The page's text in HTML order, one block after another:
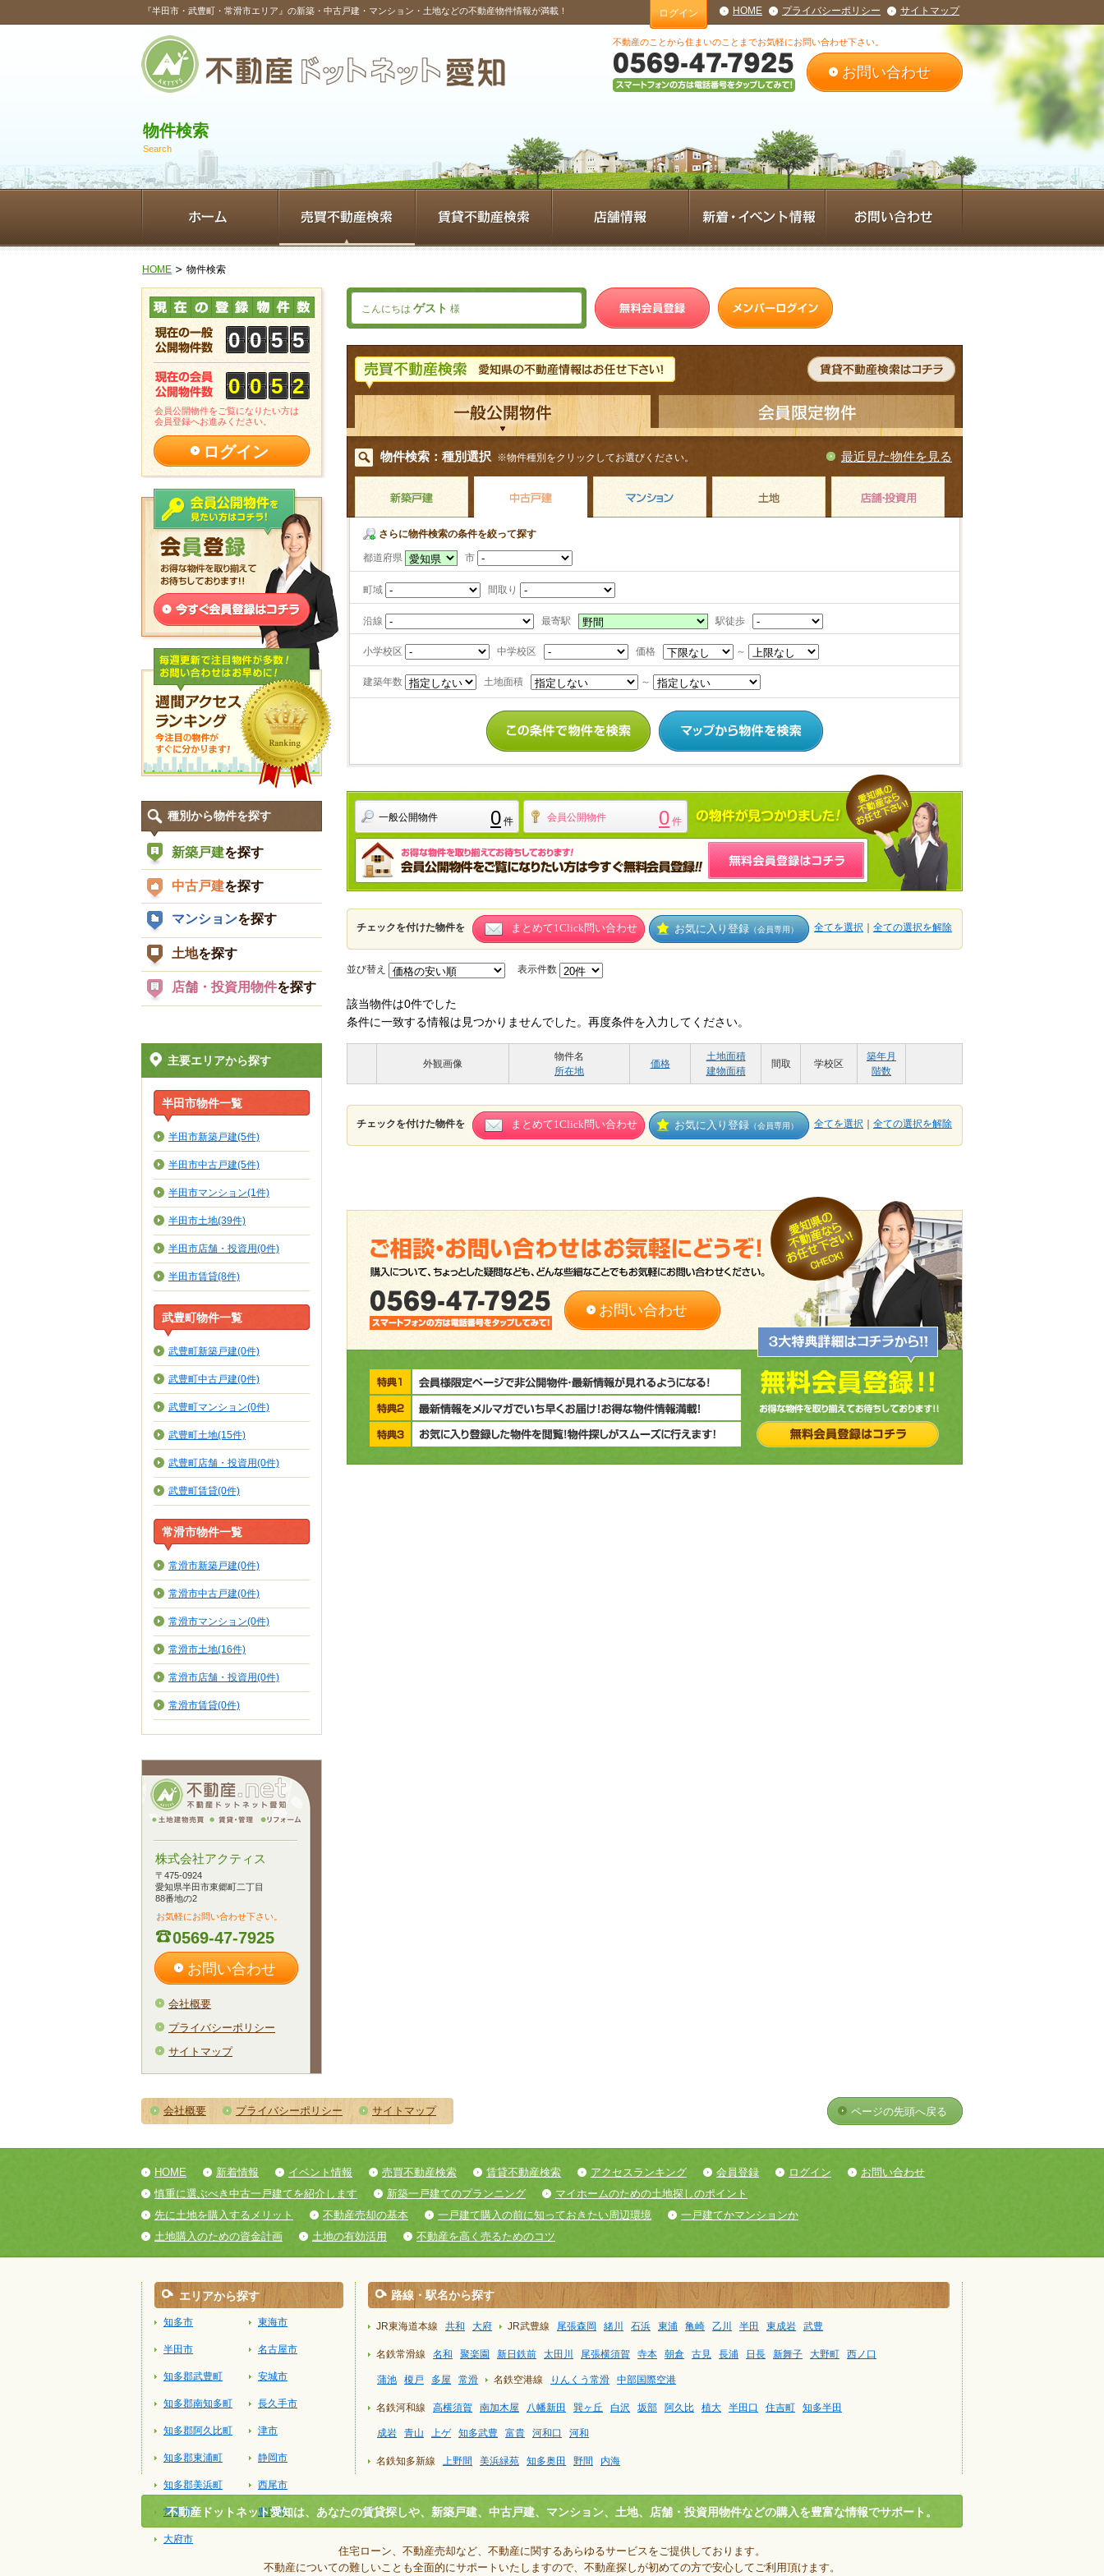
『半田市・武豊町・常滑市エリア』の新築・中古戸建・マンション・土地などの不動産物件情報が満載！ ログイン HOME プライバシーポリシー サイトマップ
不動産のことから住まいのことまでお気軽にお問い合わせ下さい。
お問い合わせ
物件検索
Search
HOME 物件検索
こんにちは ゲスト 様
物件検索：種別選択 ※物件種別をクリックしてお選びください。 最近見た物件を見る
さらに物件検索の条件を絞って探す
都道府県 市
町域 間取り
沿線 最寄駅 駅徒歩
小学校区 中学校区 価格 ～
建築年数 土地面積 ～
一般公開物件 0 件 会員公開物件 0 件
チェックを付けた物件を まとめて1Click問い合わせ お気に入り登録 （会員専用） 全てを選択 全ての選択を解除
並び替え 表示件数
該当物件は0件でした
条件に一致する情報は見つかりませんでした。再度条件を入力してください。
外観画像
物件名
所在地
価格
土地面積
建物面積
間取 学校区
築年月
階数
チェックを付けた物件を まとめて1Click問い合わせ お気に入り登録 （会員専用） 全てを選択 全ての選択を解除
お問い合わせ
5
5
0
0
2
5
0
0
会員公開物件をご覧になりたい方は
会員登録へお進みください。
ログイン
種別から物件を探す
新築戸建を探す
中古戸建を探す
マンションを探す
土地を探す
店舗・投資用物件を探す
主要エリアから探す
半田市物件一覧
半田市新築戸建(5件)
半田市中古戸建(5件)
半田市マンション(1件)
半田市土地(39件)
半田市店舗・投資用(0件)
半田市賃貸(8件)
武豊町物件一覧
武豊町新築戸建(0件)
武豊町中古戸建(0件)
武豊町マンション(0件)
武豊町土地(15件)
武豊町店舗・投資用(0件)
武豊町賃貸(0件)
常滑市物件一覧
常滑市新築戸建(0件)
常滑市中古戸建(0件)
常滑市マンション(0件)
常滑市土地(16件)
常滑市店舗・投資用(0件)
常滑市賃貸(0件)
株式会社アクティス
〒475-0924
愛知県半田市東郷町二丁目
88番地の2
お気軽にお問い合わせ下さい。
0569-47-7925
お問い合わせ
会社概要
プライバシーポリシー
サイトマップ
会社概要 プライバシーポリシー サイトマップ ページの先頭へ戻る
HOME 新着情報 イベント情報 売買不動産検索 賃貸不動産検索 アクセスランキング 会員登録 ログイン
お問い合わせ
慎重に選ぶべき中古一戸建てを紹介します
新築一戸建てのプランニング
マイホームのための土地探しのポイント
先に土地を購入するメリット
不動産売却の基本 一戸建て購入の前に知っておきたい周辺環境
一戸建てかマンションか
土地購入のための資金計画
土地の有効活用 不動産を高く売るためのコツ
エリアから探す
知多市
半田市
知多郡武豊町
知多郡南知多町
知多郡阿久比町
知多郡東浦町
知多郡美浜町
常滑市
大府市
東海市
名古屋市
安城市
長久手市
津市
静岡市
西尾市
豊田市
路線・駅名から探す
JR東海道本線 共和 大府 JR武豊線 尾張森岡 緒川 石浜 東浦 亀崎 乙川 半田 東成岩 武豊
名鉄常滑線 名和 聚楽園 新日鉄前 太田川 尾張横須賀 寺本 朝倉 古見 長浦 日長 新舞子 大野町 西ノ口
蒲池 榎戸 多屋 常滑 名鉄空港線 りんくう常滑 中部国際空港
名鉄河和線 高横須賀 南加木屋 八幡新田 巽ヶ丘 白沢 坂部 阿久比 植大 半田口 住吉町 知多半田
成岩 青山 上ゲ 知多武豊 富貴 河和口 河和
名鉄知多新線 上野間 美浜緑苑 知多奥田 野間 内海
不動産ドットネット愛知は、あなたの賃貸探しや、新築戸建、中古戸建、マンション、土地、店舗・投資用物件などの購入を豊富な情報でサポート。
住宅ローン、不動産売却など、不動産に関するあらゆるサービスをご提供しております。
不動産についての難しいことも全面的にサポートいたしますので、不動産探しが初めての方で安心してご利用頂けます。